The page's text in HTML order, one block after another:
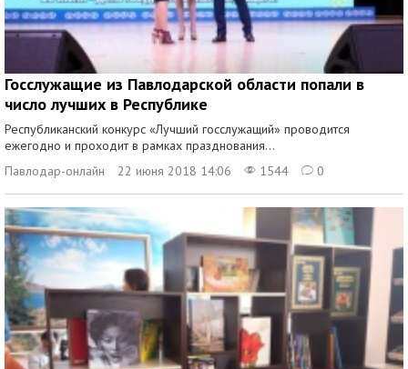
Госслужащие из Павлодарской области попали в
число лучших в Республике
Республиканский конкурс «Лучший госслужащий» проводится
ежегодно и проходит в рамках празднования...
Павлодар-онлайн
22 июня 2018 14:06 1544 0